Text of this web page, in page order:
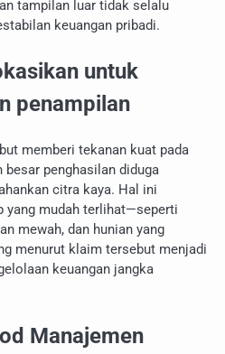
tampilan luar tidak selalu
keuangan pribadi.
untuk
penampilan
memberi tekanan kuat pada
besar penghasilan diduga
citra kaya. Hal ini
yang mudah terlihat—seperti
mewah, dan hunian yang
menurut klaim tersebut menjadi
keuangan jangka
Manajemen